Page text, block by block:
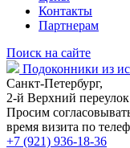
Контакты
Партнерам
Поиск на сайте
Подоконники из
Санкт-Петербург,
2-й Верхний
Просим
время визита по
+7 (921) 936-18-36